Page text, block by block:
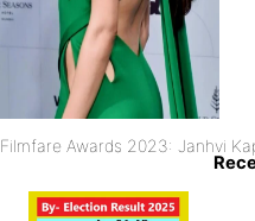
Filmfare Awards 2023: Janhvi